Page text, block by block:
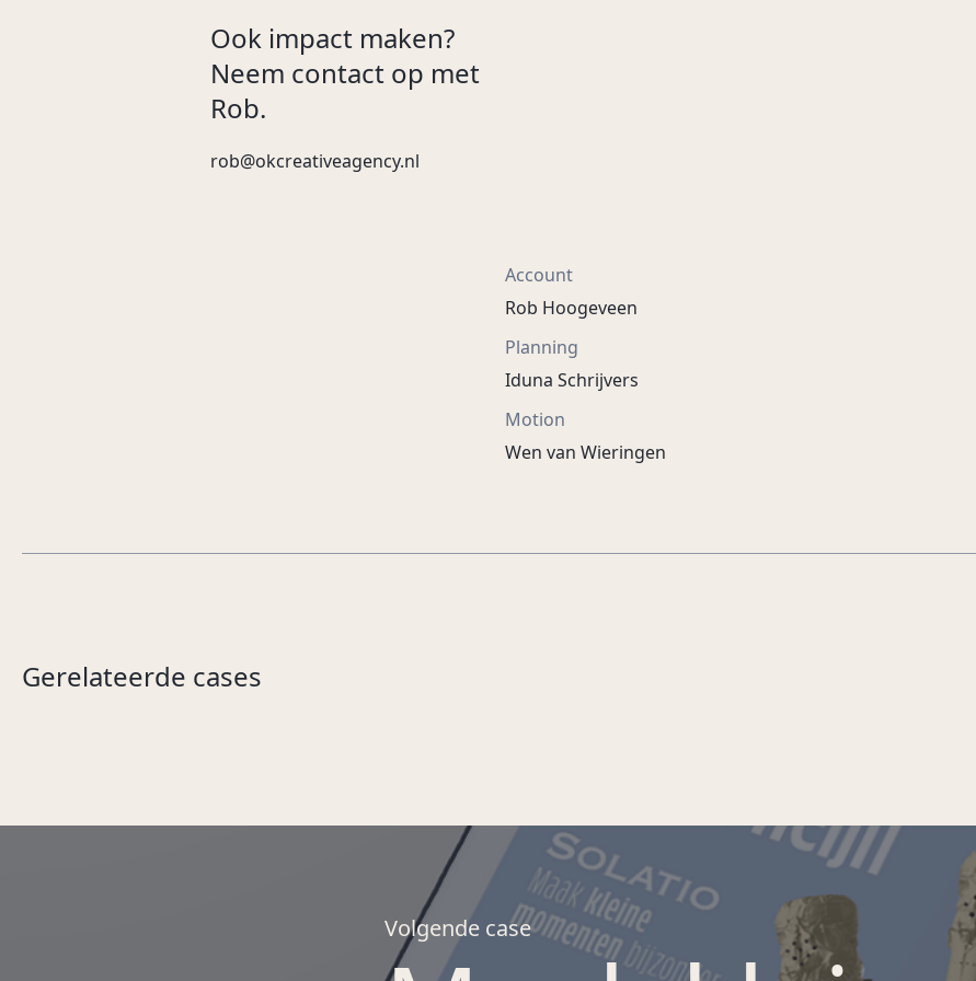
Ook impact maken?
Neem contact op met
Rob.
rob@okcreativeagency.nl
Account
Rob Hoogeveen
Planning
Iduna Schrijvers
Motion
Wen van Wieringen
Gerelateerde cases
Jouw lach, onze
Volgende case